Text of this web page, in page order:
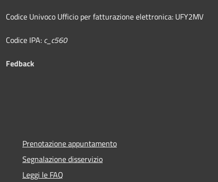
Codice Univoco Ufficio per fatturazione elettronica: UFY2MV
Codice IPA: c_c560
Fedback
Prenotazione appuntamento
Segnalazione disservizio
Leggi le FAQ